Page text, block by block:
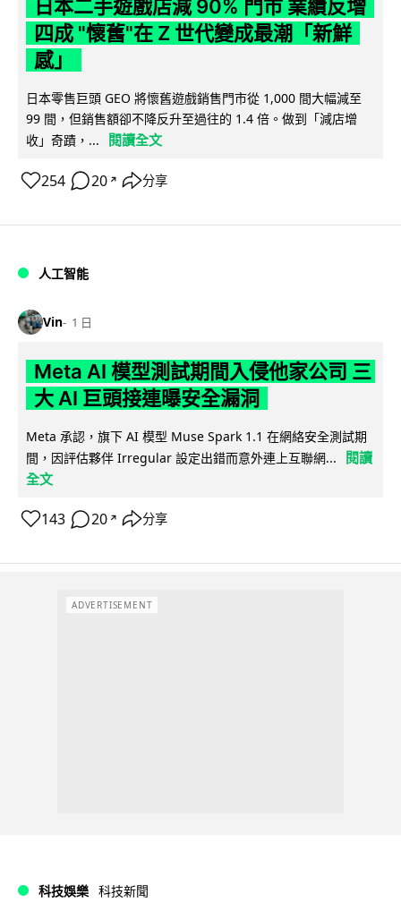
日本二手遊戲店減 90% 門市 業績反增
四成 "懷舊"在 Z 世代變成最潮「新鮮
感」
日本零售巨頭 GEO 將懷舊遊戲銷售門市從 1,000 間大幅減至
99 間，但銷售額卻不降反升至過往的 1.4 倍。做到「減店增
收」奇蹟，...
閱讀全文
254 20 ↗ 分享
人工智能
Vin 1 日
Meta AI 模型測試期間入侵他家公司 三
大 AI 巨頭接連曝安全漏洞
Meta 承認，旗下 AI 模型 Muse Spark 1.1 在網絡安全測試期
間，因評估夥伴 Irregular 設定出錯而意外連上互聯網...
閱讀
全文
143 20 ↗ 分享
ADVERTISEMENT
科技娛樂 科技新聞